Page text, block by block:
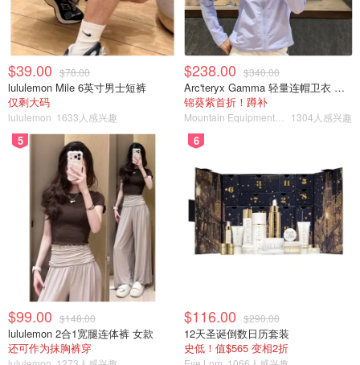
$39.00 $78.00
lululemon Mile 6英寸男士短裤
仅剩大码
lululemon 1633人感兴趣
$238.00 $340.00
Arc'teryx Gamma 轻量连帽卫衣 女款
锦葵紫首折！蹲补
1304人感兴趣
5
$99.00 $148.00
lululemon 2合1宽腿连体裤 女款
还可作为抹胸裤穿
6
$116.00 $290.00
12天圣诞倒数日历套装
史低！值$565 变相2折